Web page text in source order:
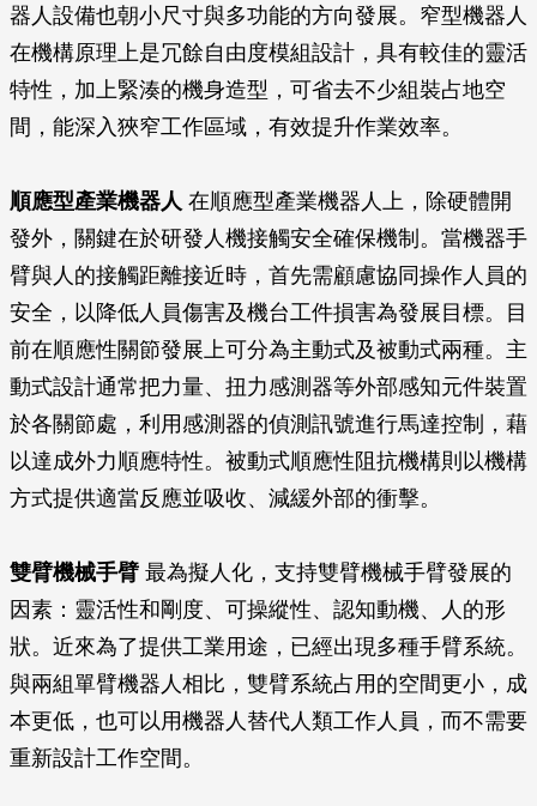
器人設備也朝小尺寸與多功能的方向發展。窄型機器人
在機構原理上是冗餘自由度模組設計，具有較佳的靈活
特性，加上緊湊的機身造型，可省去不少組裝占地空
間，能深入狹窄工作區域，有效提升作業效率。
順應型產業機器人 在順應型產業機器人上，除硬體開
發外，關鍵在於研發人機接觸安全確保機制。當機器手
臂與人的接觸距離接近時，首先需顧慮協同操作人員的
安全，以降低人員傷害及機台工件損害為發展目標。目
前在順應性關節發展上可分為主動式及被動式兩種。主
動式設計通常把力量、扭力感測器等外部感知元件裝置
於各關節處，利用感測器的偵測訊號進行馬達控制，藉
以達成外力順應特性。被動式順應性阻抗機構則以機構
方式提供適當反應並吸收、減緩外部的衝擊。
雙臂機械手臂 最為擬人化，支持雙臂機械手臂發展的
因素：靈活性和剛度、可操縱性、認知動機、人的形
狀。近來為了提供工業用途，已經出現多種手臂系統。
與兩組單臂機器人相比，雙臂系統占用的空間更小，成
本更低，也可以用機器人替代人類工作人員，而不需要
重新設計工作空間。